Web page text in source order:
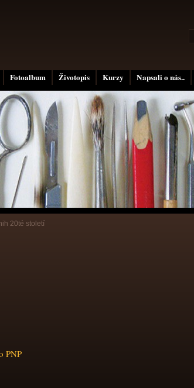
Fotoalbum Životopis Kurzy Napsali o nás..
20té století
PNP